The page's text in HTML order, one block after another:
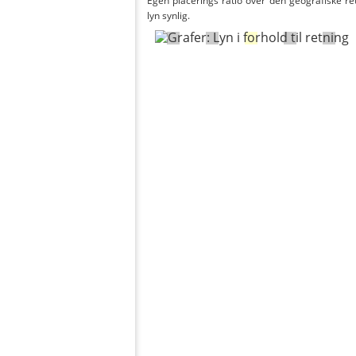
lyn synlig.